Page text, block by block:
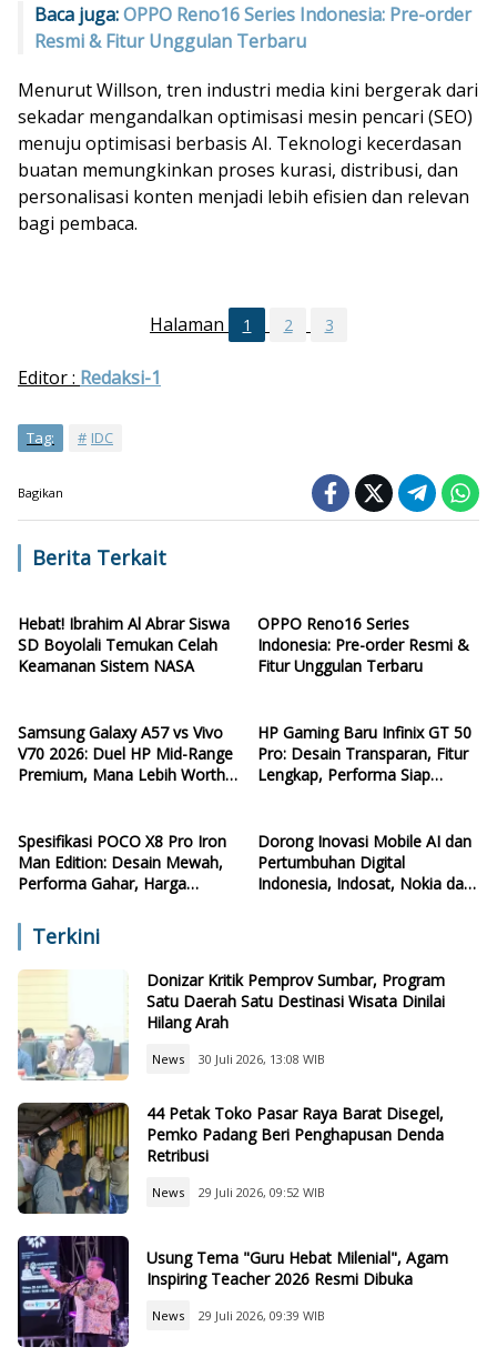
Baca juga:OPPO Reno16 Series Indonesia: Pre-order
Resmi & Fitur Unggulan Terbaru
Menurut Willson, tren industri media kini bergerak dari
sekadar mengandalkan optimisasi mesin pencari (SEO)
menuju optimisasi berbasis AI. Teknologi kecerdasan
buatan memungkinkan proses kurasi, distribusi, dan
personalisasi konten menjadi lebih efisien dan relevan
bagi pembaca.
Halaman 1 2 3
Editor : Redaksi-1
Tag: IDC
Bagikan
Berita Terkait
Hebat! Ibrahim Al Abrar Siswa
SD Boyolali Temukan Celah
Keamanan Sistem NASA
OPPO Reno16 Series
Indonesia: Pre-order Resmi &
Fitur Unggulan Terbaru
Samsung Galaxy A57 vs Vivo
V70 2026: Duel HP Mid-Range
Premium, Mana Lebih Worth
HP Gaming Baru Infinix GT 50
Pro: Desain Transparan, Fitur
Lengkap, Performa Siap
Spesifikasi POCO X8 Pro Iron
Man Edition: Desain Mewah,
Performa Gahar, Harga
Dorong Inovasi Mobile AI dan
Pertumbuhan Digital
Indonesia, Indosat, Nokia dan
Terkini
Donizar Kritik Pemprov Sumbar, Program
Satu Daerah Satu Destinasi Wisata Dinilai
Hilang Arah
News 30 Juli 2026, 13:08 WIB
44 Petak Toko Pasar Raya Barat Disegel,
Pemko Padang Beri Penghapusan Denda
Retribusi
News 29 Juli 2026, 09:52 WIB
Usung Tema "Guru Hebat Milenial", Agam
Inspiring Teacher 2026 Resmi Dibuka
News 29 Juli 2026, 09:39 WIB